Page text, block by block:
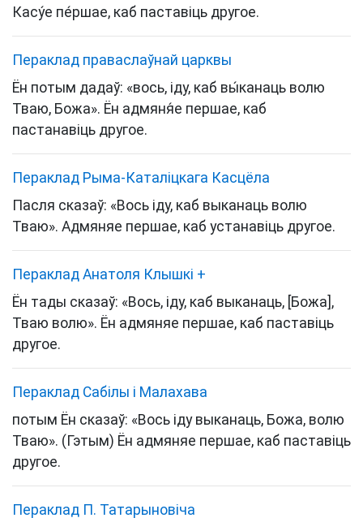
Касу́е пе́ршае, каб паставіць другое.
Пераклад праваслаўнай царквы
Ён потым дадаў: «вось, іду, каб вы́канаць волю
Тваю, Божа». Ён адмяня́е першае, каб
пастанавіць другое.
Пераклад Рыма-Каталіцкага Касцёла
Пасля сказаў: «Вось іду, каб выканаць волю
Тваю». Адмяняе першае, каб устанавіць другое.
Пераклад Анатоля Клышкi +
Ён тады сказаў: «Вось, іду, каб выканаць, [Божа],
Тваю волю». Ён адмяняе першае, каб паставіць
другое.
Пераклад Сабілы і Малахава
потым Ён сказаў: «Вось іду выканаць, Божа, волю
Тваю». (Гэтым) Ён адмяняе першае, каб паставіць
другое.
Пераклад П. Татарыновіча